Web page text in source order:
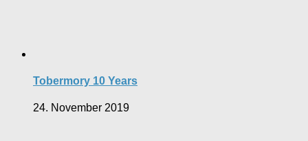
Tobermory 10 Years
24. November 2019